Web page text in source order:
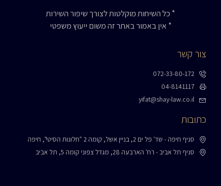
* כל השיחות מוקלטות לצורך שיפור השירות
* אין באמור באתר זה משום ייעוץ משפטי
צור קשר
072-33-80-172
04-8141117
yifat@shay-law.co.il
כתובות
סניף חיפה - שד' פל ים 2, בניין אשל, קומה 2 "חלונות הסיטי", חיפה
סניף תל אביב - רח' הארבעה 28, מגדל צפוני קומה 5, תל אביב